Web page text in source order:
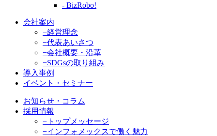
- BizRobo!
会社案内
−経営理念
−代表あいさつ
−会社概要・沿革
−SDGsの取り組み
導入事例
イベント・セミナー
お知らせ・コラム
採用情報
−トップメッセージ
−インフォメックスで働く魅力